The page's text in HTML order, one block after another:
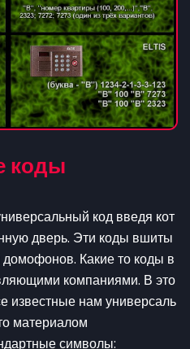
коды
код введя кот
дверь. Эти коды вшиты
Какие то коды в
компаниями. В это
известные нам универсаль
материалом
символы: